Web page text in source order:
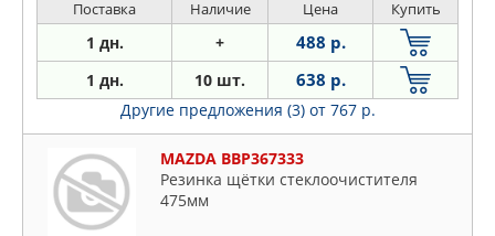
Поставка Наличие Цена Купить
1 дн. + 488 р.
1 дн. 10 шт. 638 р.
Другие предложения (3) от 767 р.
MAZDA BBP367333
Резинка щётки стеклоочистителя
475мм